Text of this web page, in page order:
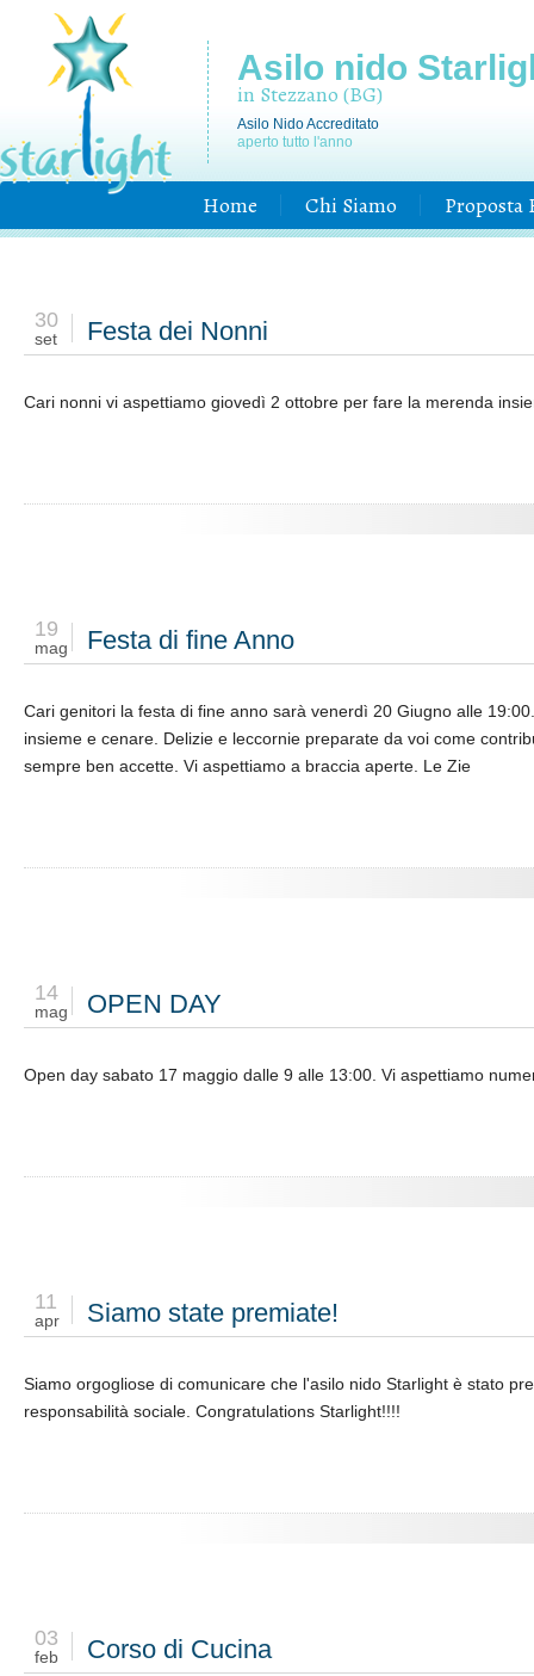
Asilo nido
in Stezzano (BG)
Asilo Nido Accreditato
aperto tutto l'anno
Home Chi Siamo Proposta
30
set Festa dei Nonni
Cari nonni vi aspettiamo giovedì 2 ottobre per fare la merenda
19
mag Festa di fine Anno
Cari genitori la festa di fine anno sarà venerdì 20 Giugno alle
insieme e cenare. Delizie e leccornie preparate da voi come
sempre ben accette. Vi aspettiamo a braccia aperte. Le Zie
14
mag OPEN DAY
Open day sabato 17 maggio dalle 9 alle 13:00. Vi aspettiamo
11
apr Siamo state premiate!
Siamo orgogliose di comunicare che l'asilo nido Starlight è stato
responsabilità sociale. Congratulations Starlight!!!!
03
feb Corso di Cucina